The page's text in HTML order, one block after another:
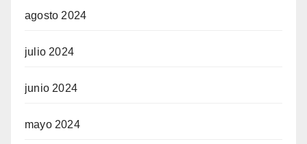
agosto 2024
julio 2024
junio 2024
mayo 2024